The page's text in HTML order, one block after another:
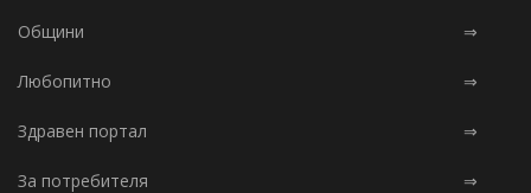
Общини ⇒
Любопитно ⇒
Здравен портал ⇒
За потребителя ⇒